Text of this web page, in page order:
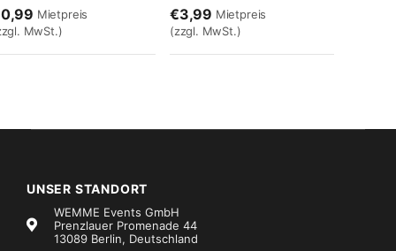
Mietpreis
MwSt.)
€3,99 Mietpreis
(zzgl. MwSt.)
UNSER STANDORT
WEMME Events GmbH
Prenzlauer Promenade 44
13089 Berlin, Deutschland